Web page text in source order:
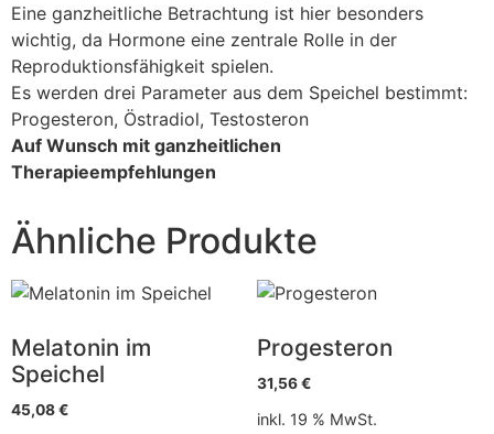
Eine ganzheitliche Betrachtung ist hier besonders
wichtig, da Hormone eine zentrale Rolle in der
Reproduktionsfähigkeit spielen.
Es werden drei Parameter aus dem Speichel bestimmt:
Progesteron, Östradiol, Testosteron
Auf Wunsch mit ganzheitlichen
Therapieempfehlungen
Ähnliche Produkte
Melatonin im
Speichel
45,08€
Progesteron
31,56€
inkl. 19 % MwSt.